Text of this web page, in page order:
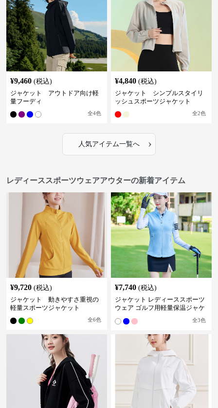
¥9,460 (税込)
ジャケット アウトドア向け軽
量フーディ
全4色
¥4,840 (税込)
ジャケット シンプルスタイリ
ッシュスポーツジャケット
全2色
人気アイテム一覧へ ›
レディーススポーツウェアアウターの新着アイテム
¥9,720 (税込)
ジャケット 動きやすさ重視の
軽量スポーツジャケット
全6色
¥7,740 (税込)
ジャケット レディーススポーツ
ウェア ゴルフ用軽量保温ジャケ
全3色